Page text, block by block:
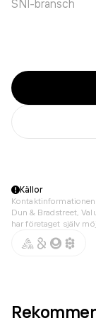
SNI-bransch
Källor
Dun & Bradstreet,
har företaget själv